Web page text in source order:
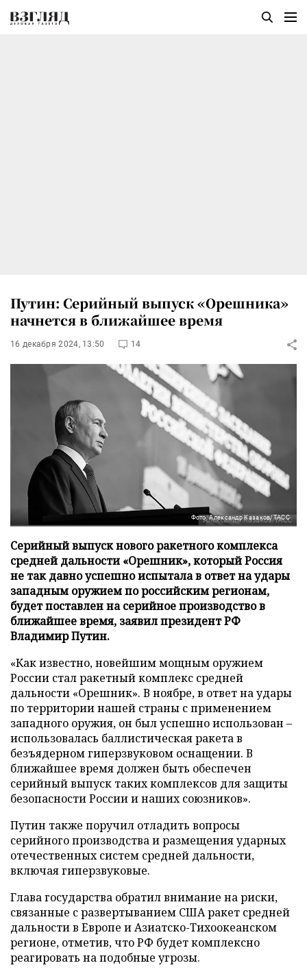
Путин: Серийный выпуск «Орешника»
начнется в ближайшее время
16 декабря 2024, 13:50 14
Фото: Александр Казаков/ТАСС
Серийный выпуск нового ракетного комплекса
средней дальности «Орешник», который Россия
не так давно успешно испытала в ответ на удары
западным оружием по российским регионам,
будет поставлен на серийное производство в
ближайшее время, заявил президент РФ
Владимир Путин.
«Как известно, новейшим мощным оружием
России стал ракетный комплекс средней
дальности «Орешник». В ноябре, в ответ на удары
по территории нашей страны с применением
западного оружия, он был успешно использован –
использовалась баллистическая ракета в
безъядерном гиперзвуковом оснащении. В
ближайшее время должен быть обеспечен
серийный выпуск таких комплексов для защиты
безопасности России и наших союзников».
Путин также поручил отладить вопросы
серийного производства и размещения ударных
отечественных систем средней дальности,
включая гиперзвуковые.
Глава государства обратил внимание на риски,
связанные с развертыванием США ракет средней
дальности в Европе и Азиатско-Тихоокеанском
регионе, отметив, что РФ будет комплексно
реагировать на подобные угрозы.